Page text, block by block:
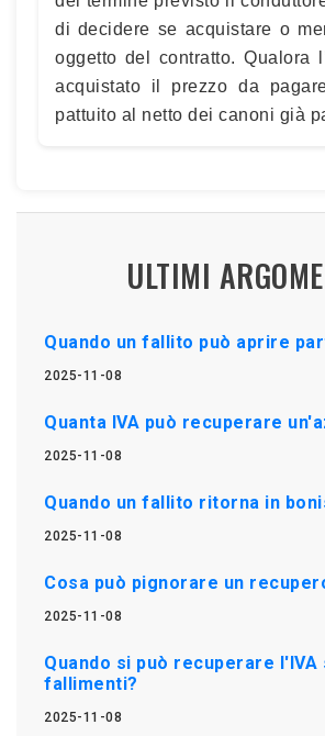
di decidere se acquistare o
oggetto del contratto. Qualora
acquistato il prezzo da
pattuito al netto dei canoni già
ULTIMI
Quando un fallito può aprire
2025-11-08
Quanta IVA può recuperare
2025-11-08
Quando un fallito ritorna in
2025-11-08
Cosa può pignorare un
2025-11-08
Quando si può recuperare l'IVA
fallimenti?
2025-11-08